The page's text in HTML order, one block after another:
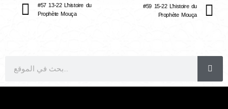
#57 13-22 L’histoire du
Prophète Mouça
#59 15-22 L’histoire du
Prophète Mouça